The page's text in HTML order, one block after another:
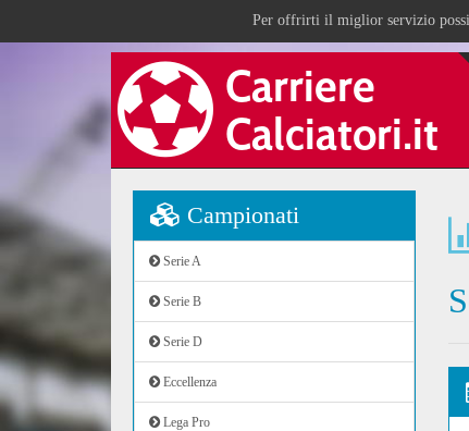
Per offrirti il miglior servizio
Campionati
Serie A
Serie B
Serie D
Eccellenza
Lega Pro